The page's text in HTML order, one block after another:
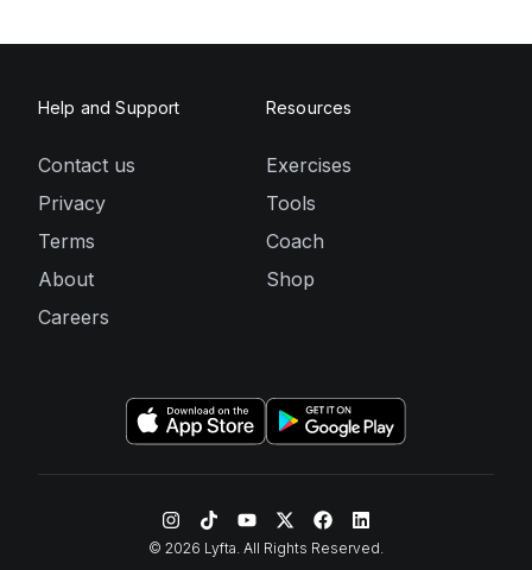
Help and Support
Contact us
Privacy
Terms
About
Careers
Resources
Exercises
Tools
Coach
Shop
© 2026 Lyfta. All Rights Reserved.